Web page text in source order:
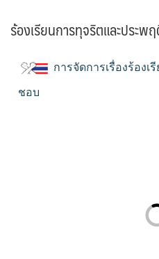
ร้องเรียนการทุจริตและประพ
การจัดการเรื่องร้อง
ชอบ